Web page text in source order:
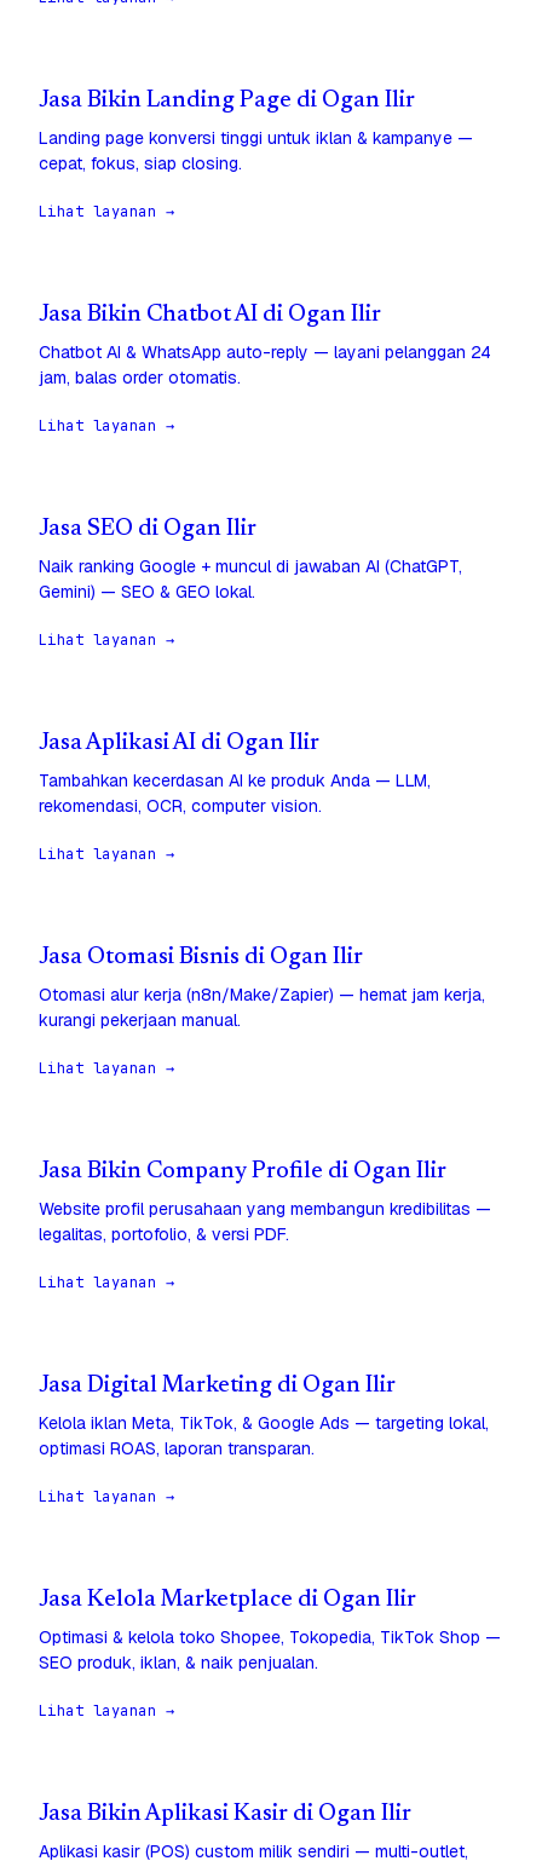
Jasa Bikin Landing Page di Ogan Ilir
Landing page konversi tinggi untuk iklan & kampanye —
cepat, fokus, siap closing.
Lihat layanan →
Jasa Bikin Chatbot AI di Ogan Ilir
Chatbot AI & WhatsApp auto-reply — layani pelanggan 24
jam, balas order otomatis.
Lihat layanan →
Jasa SEO di Ogan Ilir
Naik ranking Google + muncul di jawaban AI (ChatGPT,
Gemini) — SEO & GEO lokal.
Lihat layanan →
Jasa Aplikasi AI di Ogan Ilir
Tambahkan kecerdasan AI ke produk Anda — LLM,
rekomendasi, OCR, computer vision.
Lihat layanan →
Jasa Otomasi Bisnis di Ogan Ilir
Otomasi alur kerja (n8n/Make/Zapier) — hemat jam kerja,
kurangi pekerjaan manual.
Lihat layanan →
Jasa Bikin Company Profile di Ogan Ilir
Website profil perusahaan yang membangun kredibilitas —
legalitas, portofolio, & versi PDF.
Lihat layanan →
Jasa Digital Marketing di Ogan Ilir
Kelola iklan Meta, TikTok, & Google Ads — targeting lokal,
optimasi ROAS, laporan transparan.
Lihat layanan →
Jasa Kelola Marketplace di Ogan Ilir
Optimasi & kelola toko Shopee, Tokopedia, TikTok Shop —
SEO produk, iklan, & naik penjualan.
Lihat layanan →
Jasa Bikin Aplikasi Kasir di Ogan Ilir
Aplikasi kasir (POS) custom milik sendiri — multi-outlet,